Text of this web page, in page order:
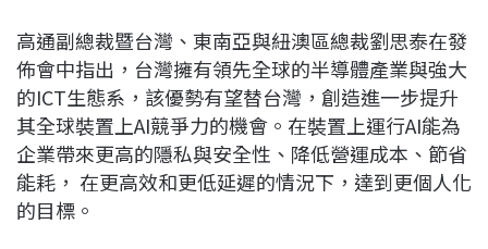
高通副總裁暨台灣、東南亞與紐澳區總裁劉思泰在發
佈會中指出，台灣擁有領先全球的半導體產業與強大
的ICT生態系，該優勢有望替台灣，創造進一步提升
其全球裝置上AI競爭力的機會。在裝置上運行AI能為
企業帶來更高的隱私與安全性、降低營運成本、節省
能耗， 在更高效和更低延遲的情況下，達到更個人化
的目標。